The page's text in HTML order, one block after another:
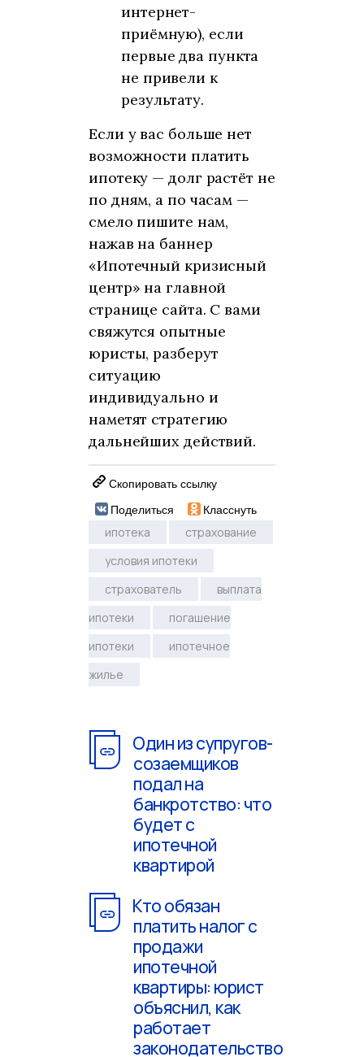
интернет-
приёмную), если
первые два пункта
не привели к
результату.
Если у вас больше нет
возможности платить
ипотеку — долг растёт не
по дням, а по часам —
смело пишите нам,
нажав на баннер
«Ипотечный кризисный
центр» на главной
странице сайта. С вами
свяжутся опытные
юристы, разберут
ситуацию
индивидуально и
наметят стратегию
дальнейших действий.
Скопировать ссылку
Поделиться
Класснуть
ипотека
страхование
условия ипотеки
страхователь
выплата
ипотеки
погашение
ипотеки
ипотечное
жилье
Один из супругов-
созаемщиков
подал на
банкротство: что
будет с
ипотечной
квартирой
Кто обязан
платить налог с
продажи
ипотечной
квартиры: юрист
объяснил, как
работает
законодательство